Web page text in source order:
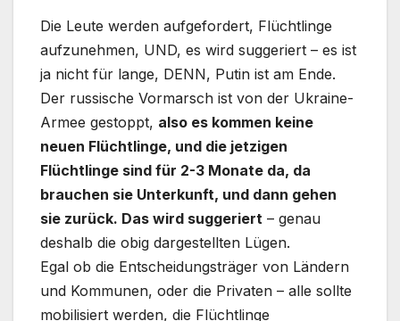
Die Leute werden aufgefordert, Flüchtlinge
aufzunehmen, UND, es wird suggeriert – es ist
ja nicht für lange, DENN, Putin ist am Ende.
Der russische Vormarsch ist von der Ukraine-
Armee gestoppt, also es kommen keine
neuen Flüchtlinge, und die jetzigen
Flüchtlinge sind für 2-3 Monate da, da
brauchen sie Unterkunft, und dann gehen
sie zurück. Das wird suggeriert – genau
deshalb die obig dargestellten Lügen.
Egal ob die Entscheidungsträger von Ländern
und Kommunen, oder die Privaten – alle sollte
mobilisiert werden, die Flüchtlinge